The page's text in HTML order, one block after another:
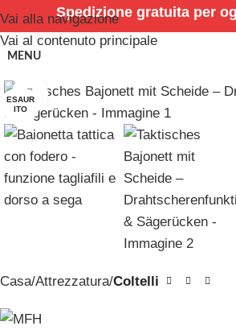
Vai alla navigazione
Vai al contenuto principale
Spedizione gratuita per
MENU
ESAUR
ITO
Clicca per ingrandire
Casa Attrezzatura Coltelli